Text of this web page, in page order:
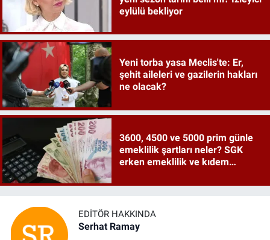
eylülü bekliyor
Yeni torba yasa Meclis'te: Er,
şehit aileleri ve gazilerin hakları
ne olacak?
3600, 4500 ve 5000 prim günle
emeklilik şartları neler? SGK
erken emeklilik ve kıdem
EDITÖR HAKKINDA
Serhat Ramay